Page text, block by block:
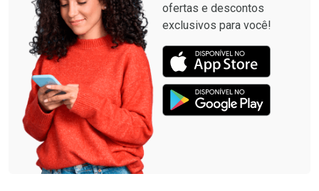
ofertas e descontos
exclusivos para você!